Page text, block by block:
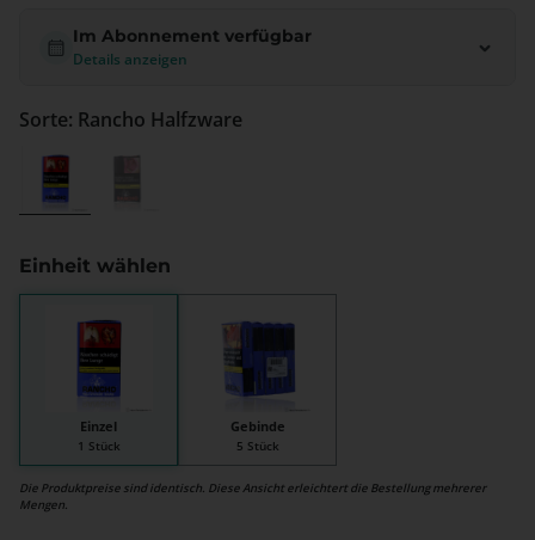
Im Abonnement verfügbar
Details anzeigen
Sorte: Rancho Halfzware
Rancho Halfzware
Einheit wählen
Einzel
1 Stück
Gebinde
5 Stück
Die Produktpreise sind identisch. Diese Ansicht erleichtert die Bestellung mehrerer
Mengen.